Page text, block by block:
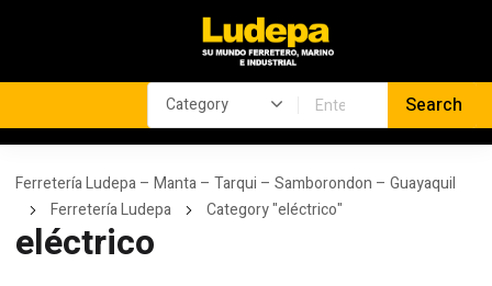
Ferretería Ludepa – Manta – Tarqui – Samborondon – Guayaquil
Ferretería Ludepa
Category "eléctrico"
eléctrico